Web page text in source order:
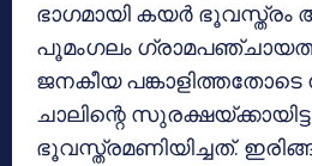
ഭാഗമായി കയര്‍ ഭൂവസ്ത്രം
പൂമംഗലം
ജനകീയ പങ്കാളിത്തതോടെ
ചാലിന്റെ
ഭൂവസ്ത്രമണിയിച്ചത്.